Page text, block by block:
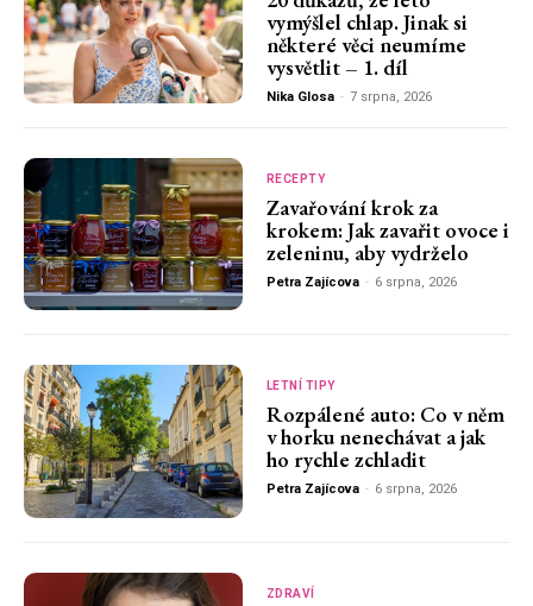
vymýšlel chlap. Jinak si
některé věci neumíme
vysvětlit – 1. díl
Nika Glosa - 7 srpna, 2026
RECEPTY
Zavařování krok za
krokem: Jak zavařit ovoce i
zeleninu, aby vydrželo
Petra Zajícova - 6 srpna, 2026
LETNÍ TIPY
Rozpálené auto: Co v něm
v horku nenechávat a jak
ho rychle zchladit
Petra Zajícova - 6 srpna, 2026
ZDRAVÍ